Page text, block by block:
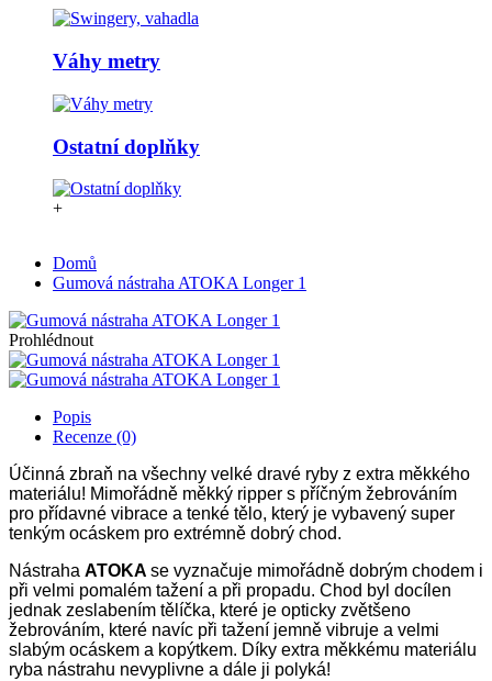
Váhy metry
Ostatní doplňky
+
Domů
Gumová nástraha ATOKA Longer 1
Prohlédnout
Popis
Recenze (0)
Účinná zbraň na všechny velké dravé ryby z extra měkkého
materiálu! Mimořádně měkký ripper s příčným žebrováním
pro přídavné vibrace a tenké tělo, který je vybavený super
tenkým ocáskem pro extrémně dobrý chod.
Nástraha ATOKA se vyznačuje mimořádně dobrým chodem i
při velmi pomalém tažení a při propadu. Chod byl docílen
jednak zeslabením tělíčka, které je opticky zvětšeno
žebrováním, které navíc při tažení jemně vibruje a velmi
slabým ocáskem a kopýtkem. Díky extra měkkému materiálu
ryba nástrahu nevyplivne a dále ji polyká!